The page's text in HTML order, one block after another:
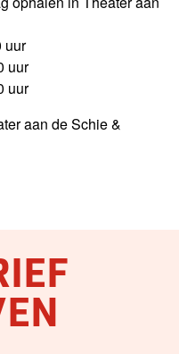
uur
uur
uur
aan de Schie &